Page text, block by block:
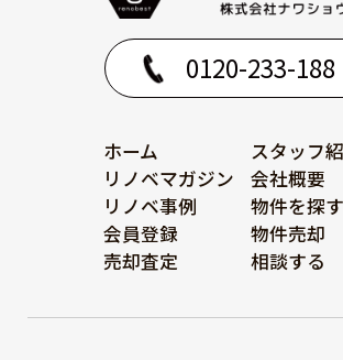
0120-233-188
ホーム
スタッフ
リノベマガジン
会社概要
リノベ事例
物件を探す
会員登録
物件売却
売却査定
相談する